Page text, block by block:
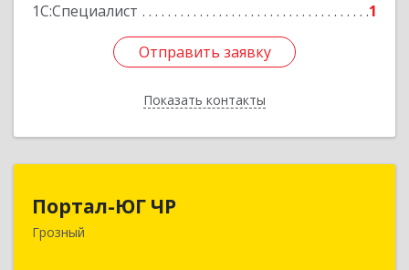
1С:Специалист
1
Отправить заявку
Показать контакты
Отправить заявку
Назад
Портал-ЮГ ЧР
Грозный
364906, Чеченская Респ, Грозный г, Путина пр-